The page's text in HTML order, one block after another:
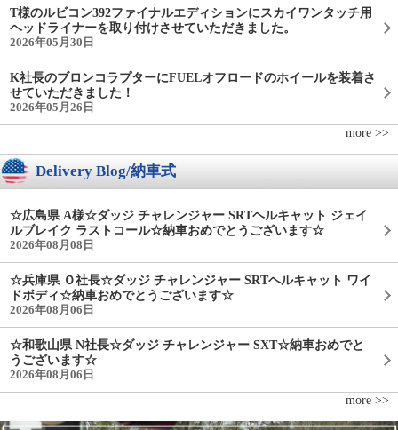
T様のルビコン392ファイナルエディションにスカイワンタッチ用
ヘッドライナーを取り付けさせていただきました。
2026年05月30日
K社長のブロンコラプターにFUELオフロードのホイールを装着さ
せていただきました！
2026年05月26日
more >>
Delivery Blog/納車式
☆広島県 A様☆ダッジ チャレンジャー SRTヘルキャット ジェイ
ルブレイク ラストコール☆納車おめでとうございます☆
2026年08月08日
☆兵庫県 Ｏ社長☆ダッジ チャレンジャー SRTヘルキャット ワイ
ドボディ☆納車おめでとうございます☆
2026年08月06日
☆和歌山県 N社長☆ダッジ チャレンジャー SXT☆納車おめでと
うございます☆
2026年08月06日
more >>